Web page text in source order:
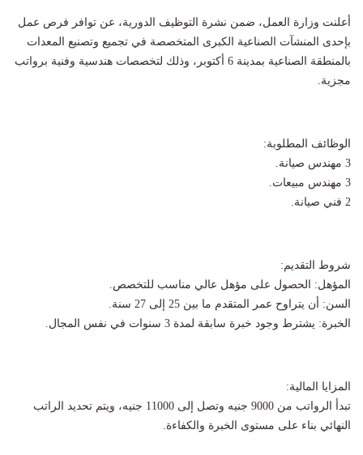
أعلنت وزارة العمل، ضمن نشرة التوظيف الدورية، عن توافر فرص عمل
بإحدى المنشآت الصناعية الكبرى المتخصصة في تجميع وتصنيع المعدات
بالمنطقة الصناعية بمدينة 6 أكتوبر، وذلك لتخصصات هندسية وفنية برواتب
مجزية.
الوظائف المطلوبة:
3 مهندس صيانة.
3 مهندس مبيعات.
2 فني صيانة.
شروط التقديم:
المؤهل: الحصول على مؤهل عالي مناسب للتخصص.
السن: أن يتراوح عمر المتقدم ما بين 25 إلى 27 سنة.
الخبرة: يشترط وجود خبرة سابقة لمدة 3 سنوات في نفس المجال.
المزايا المالية:
تبدأ الرواتب من 9000 جنيه وتصل إلى 11000 جنيه، ويتم تحديد الراتب
النهائي بناء على مستوى الخبرة والكفاءة.